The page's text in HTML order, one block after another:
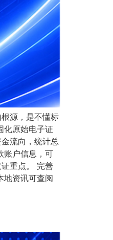
源，是不懂标
化原始电子证
流向，统计总
账户信息，可
重点。 完善
地资讯可查阅